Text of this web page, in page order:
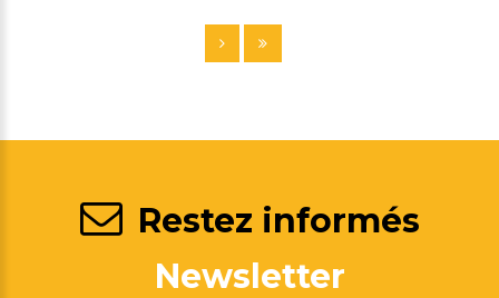
Restez informés
Newsletter